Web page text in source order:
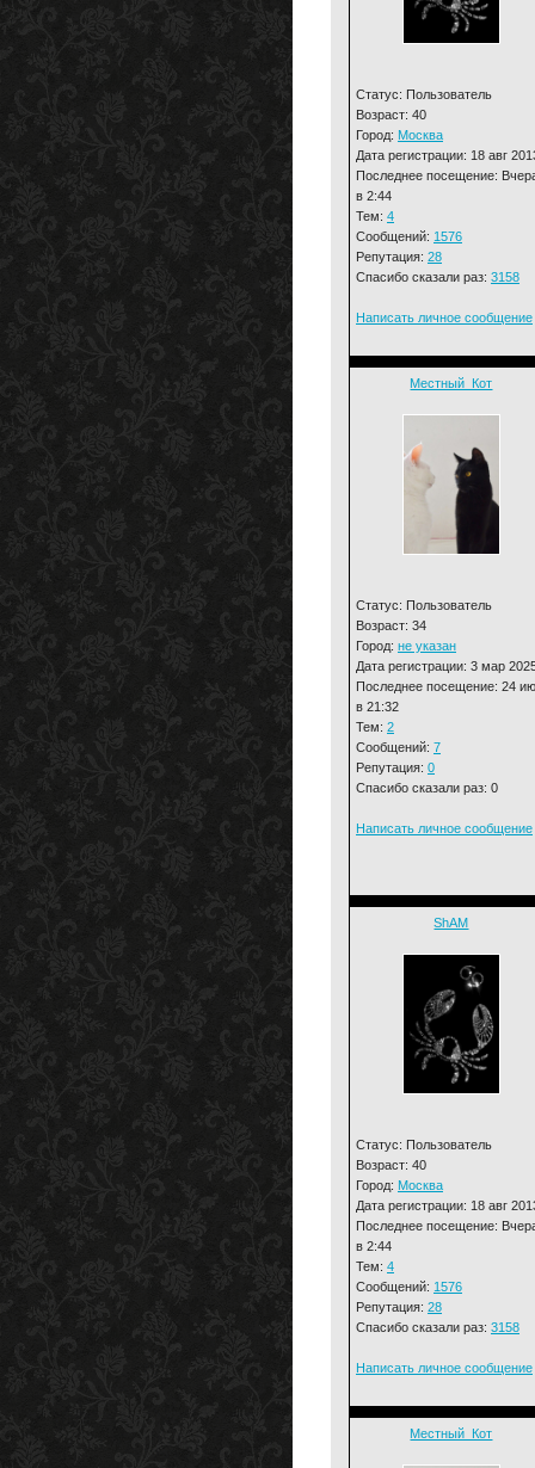
Статус: Пользователь
Возраст: 40
Город: Москва
Дата регистрации: 18 авг
Последнее посещение:
в 2:44
Тем: 4
Сообщений: 1576
Репутация: 28
Спасибо сказали раз: 3158
Написать личное сообщение
Местный_Кот
Статус: Пользователь
Возраст: 34
Город: не указан
Дата регистрации: 3 мар
Последнее посещение: 24
в 21:32
Тем: 2
Сообщений: 7
Репутация: 0
Спасибо сказали раз: 0
Написать личное сообщение
ShAM
Статус: Пользователь
Возраст: 40
Город: Москва
Дата регистрации: 18 авг
Последнее посещение:
в 2:44
Тем: 4
Сообщений: 1576
Репутация: 28
Спасибо сказали раз: 3158
Написать личное сообщение
Местный_Кот